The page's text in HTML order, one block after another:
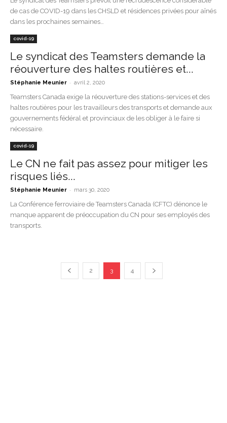
de cas de COVID-19 dans les CHSLD et résidences privées pour aînés
dans les prochaines semaines…
covid-19
Le syndicat des Teamsters demande la
réouverture des haltes routières et...
Stéphanie Meunier - avril 2, 2020
Teamsters Canada exige la réouverture des stations-services et des
haltes routières pour les travailleurs des transports et demande aux
gouvernements fédéral et provinciaux de les obliger à le faire si
nécessaire.
covid-19
Le CN ne fait pas assez pour mitiger les
risques liés...
Stéphanie Meunier - mars 30, 2020
La Conférence ferroviaire de Teamsters Canada (CFTC) dénonce le
manque apparent de préoccupation du CN pour ses employés des
transports.
2 3 4